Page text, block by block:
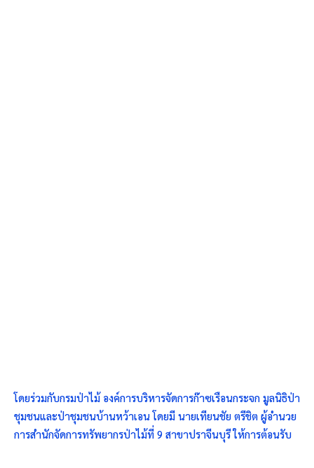
โดยร่วมกับกรมป่าไม้ องค์การบริหารจัดการก๊าซเรือนกระจก มูลนิธิป่า
ชุมชนและป่าชุมชนบ้านหว้าเอน โดยมี นายเทียนชัย ตรีชิต ผู้อำนวย
การสำนักจัดการทรัพยากรป่าไม้ที่ 9 สาขาปราจีนบุรี ให้การต้อนรับ